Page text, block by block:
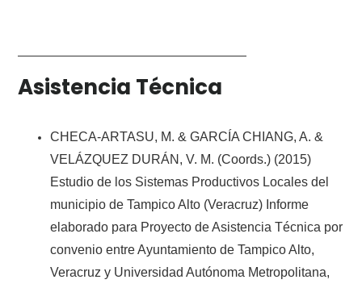
Asistencia Técnica
CHECA-ARTASU, M. & GARCÍA CHIANG, A. &
VELÁZQUEZ DURÁN, V. M. (Coords.) (2015)
Estudio de los Sistemas Productivos Locales del
municipio de Tampico Alto (Veracruz) Informe
elaborado para Proyecto de Asistencia Técnica por
convenio entre Ayuntamiento de Tampico Alto,
Veracruz y Universidad Autónoma Metropolitana,